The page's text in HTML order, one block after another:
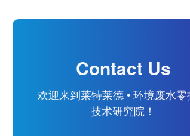
Contact Us
欢迎来到莱特莱德 • 环境废水零
技术研究院！